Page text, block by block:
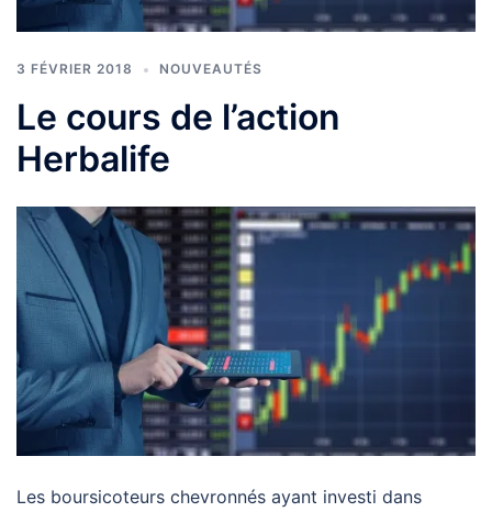
3 FÉVRIER 2018 NOUVEAUTÉS
Le cours de l’action
Herbalife
Les boursicoteurs chevronnés ayant investi dans